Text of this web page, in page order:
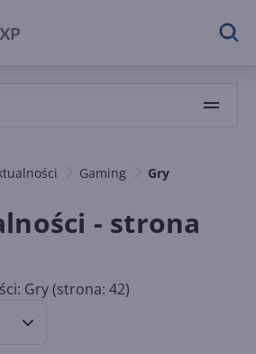
Gaming Gry
- strona
Gry (strona: 42)